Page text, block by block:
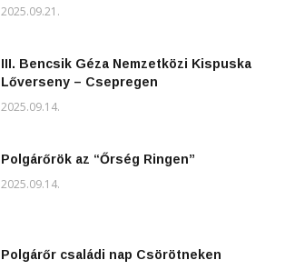
2025.09.21.
III. Bencsik Géza Nemzetközi Kispuska
Lőverseny – Csepregen
2025.09.14.
Polgárőrök az “Őrség Ringen”
2025.09.14.
Polgárőr családi nap Csörötneken